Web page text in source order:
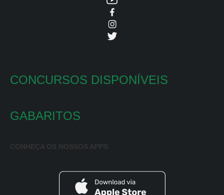
CONCURSOS DISPONÍVEIS
GABARITOS
CONHEÇA OS NOSSOS APPS